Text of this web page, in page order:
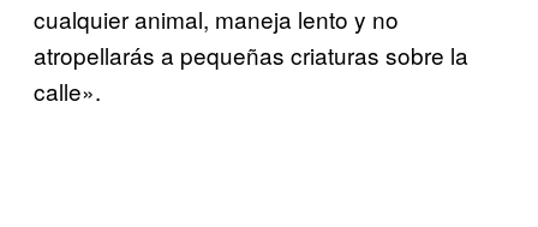
cualquier animal, maneja lento y no
atropellarás a pequeñas criaturas sobre la
calle».